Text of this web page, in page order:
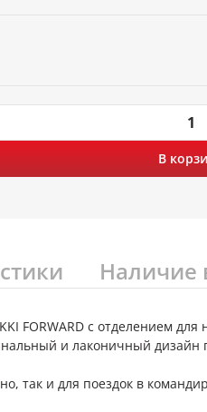
В
Наличие
FORWARD с отделением для
и лаконичный дизайн
так и для поездок в